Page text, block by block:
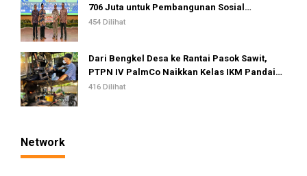
706 Juta untuk Pembangunan Sosial
Berkelanjutan
454 Dilihat
Dari Bengkel Desa ke Rantai Pasok Sawit,
PTPN IV PalmCo Naikkan Kelas IKM Pandai
Besi
416 Dilihat
Network